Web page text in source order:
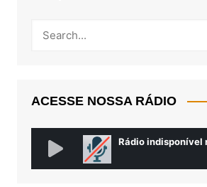
ACESSE NOSSA RÁDIO